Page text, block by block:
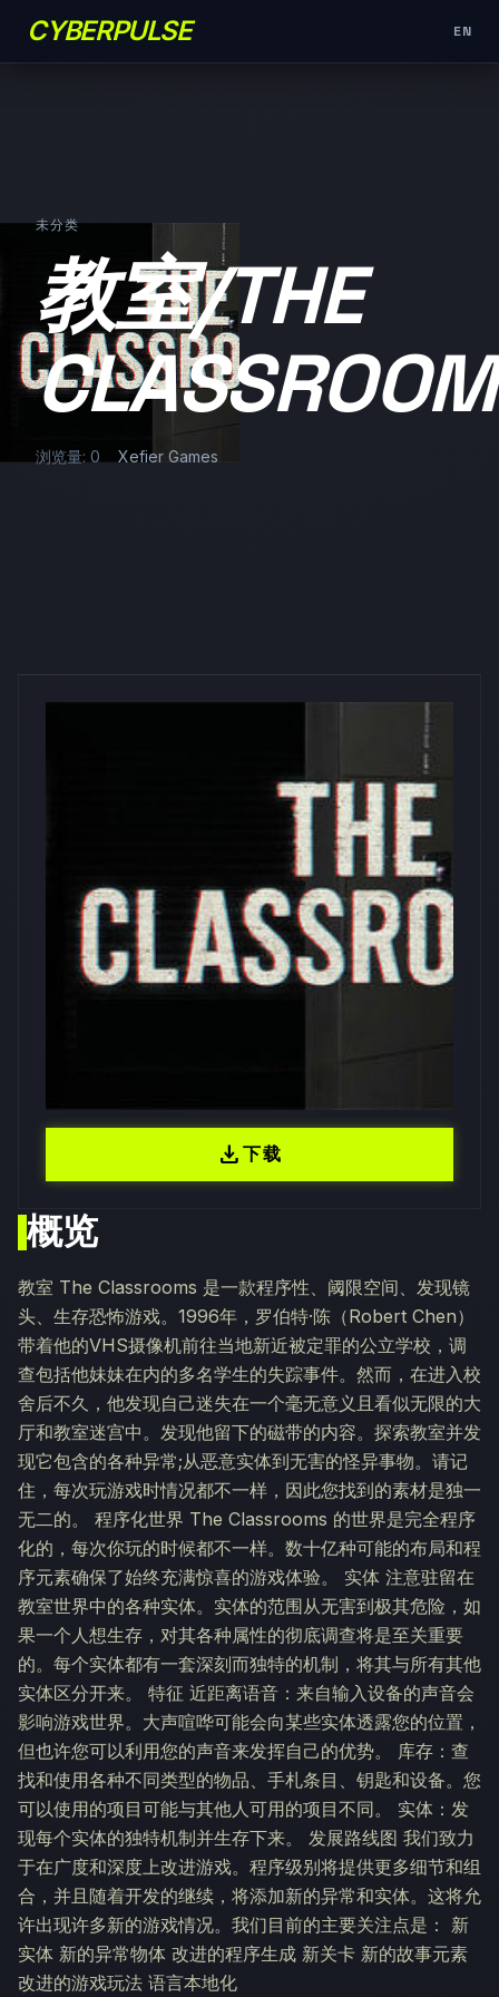
CYBERPULSE EN
未分类
教室/THE
浏览量: 0 Xefier Games
概览
教室 The Classrooms 是一款程序性、阈限空间、发现镜
头、生存恐怖游戏。1996年，罗伯特·陈（Robert Chen）
带着他的VHS摄像机前往当地新近被定罪的公立学校，调
查包括他妹妹在内的多名学生的失踪事件。然而，在进入校
舍后不久，他发现自己迷失在一个毫无意义且看似无限的大
厅和教室迷宫中。发现他留下的磁带的内容。探索教室并发
现它包含的各种异常;从恶意实体到无害的怪异事物。请记
住，每次玩游戏时情况都不一样，因此您找到的素材是独一
无二的。 程序化世界 The Classrooms 的世界是完全程序
化的，每次你玩的时候都不一样。数十亿种可能的布局和程
序元素确保了始终充满惊喜的游戏体验。 实体 注意驻留在
教室世界中的各种实体。实体的范围从无害到极其危险，如
果一个人想生存，对其各种属性的彻底调查将是至关重要
的。每个实体都有一套深刻而独特的机制，将其与所有其他
实体区分开来。 特征 近距离语音：来自输入设备的声音会
影响游戏世界。大声喧哗可能会向某些实体透露您的位置，
但也许您可以利用您的声音来发挥自己的优势。 库存：查
找和使用各种不同类型的物品、手札条目、钥匙和设备。您
可以使用的项目可能与其他人可用的项目不同。 实体：发
现每个实体的独特机制并生存下来。 发展路线图 我们致力
于在广度和深度上改进游戏。程序级别将提供更多细节和组
合，并且随着开发的继续，将添加新的异常和实体。这将允
许出现许多新的游戏情况。我们目前的主要关注点是： 新
实体 新的异常物体 改进的程序生成 新关卡 新的故事元素
改进的游戏玩法 语言本地化
download下载